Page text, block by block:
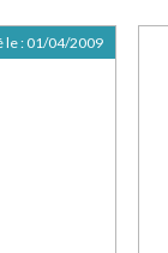
le : 01/04/2009